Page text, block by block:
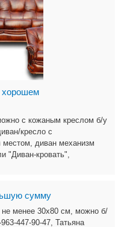
хорошем
с кожаным креслом б/у
кресло с
диван механизм
"Диван-кровать",
сумму
не менее 30х80 см, можно б/
447-90-47, Татьяна